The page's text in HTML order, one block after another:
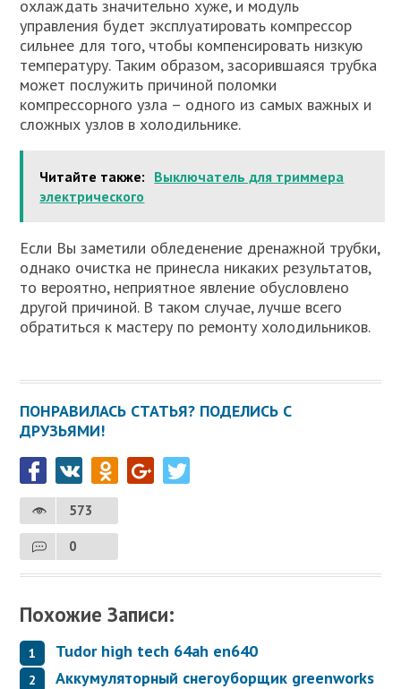
охлаждать значительно хуже, и модуль
управления будет эксплуатировать компрессор
сильнее для того, чтобы компенсировать низкую
температуру. Таким образом, засорившаяся трубка
может послужить причиной поломки
компрессорного узла – одного из самых важных и
сложных узлов в холодильнике.
Читайте также: Выключатель для триммера
электрического
Если Вы заметили обледенение дренажной трубки,
однако очистка не принесла никаких результатов,
то вероятно, неприятное явление обусловлено
другой причиной. В таком случае, лучше всего
обратиться к мастеру по ремонту холодильников.
ПОНРАВИЛАСЬ СТАТЬЯ? ПОДЕЛИСЬ С
ДРУЗЬЯМИ!
573
0
Похожие Записи:
Tudor high tech 64ah en640
Аккумуляторный снегоуборщик greenworks